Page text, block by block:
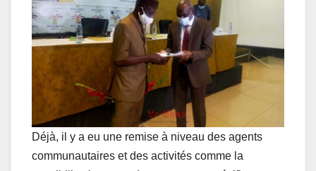
Déjà, il y a eu une remise à niveau des agents
communautaires et des activités comme la